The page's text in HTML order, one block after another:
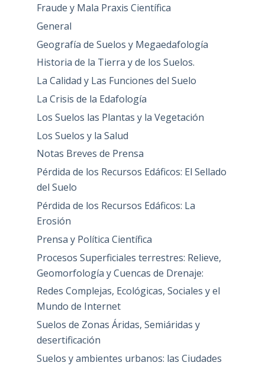
Fraude y Mala Praxis Científica
General
Geografía de Suelos y Megaedafología
Historia de la Tierra y de los Suelos.
La Calidad y Las Funciones del Suelo
La Crisis de la Edafología
Los Suelos las Plantas y la Vegetación
Los Suelos y la Salud
Notas Breves de Prensa
Pérdida de los Recursos Edáficos: El Sellado
del Suelo
Pérdida de los Recursos Edáficos: La
Erosión
Prensa y Política Científica
Procesos Superficiales terrestres: Relieve,
Geomorfología y Cuencas de Drenaje:
Redes Complejas, Ecológicas, Sociales y el
Mundo de Internet
Suelos de Zonas Áridas, Semiáridas y
desertificación
Suelos y ambientes urbanos: las Ciudades